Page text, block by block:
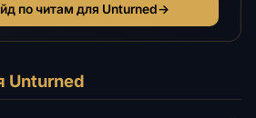
по читам для Unturned→
Unturned